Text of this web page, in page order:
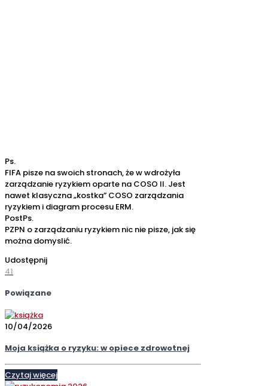
Ps.
FIFA pisze na swoich stronach, że w wdrożyła
zarządzanie ryzykiem oparte na COSO II. Jest
nawet klasyczna „kostka” COSO zarządzania
ryzykiem i diagram procesu ERM.
PostPs.
PZPN o zarządzaniu ryzykiem nic nie pisze, jak się
można domyslić.
Udostępnij
41
Powiązane
10/04/2026
Moja książka o ryzyku: w opiece zdrowotnej
Czytaj więcej